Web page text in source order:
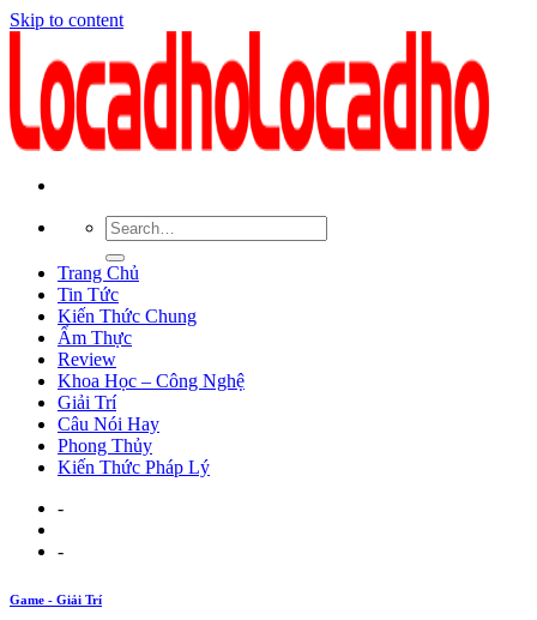
Skip to content
Trang Chủ
Tin Tức
Kiến Thức Chung
Ẩm Thực
Review
Khoa Học – Công Nghệ
Giải Trí
Câu Nói Hay
Phong Thủy
Kiến Thức Pháp Lý
-
-
Game - Giải Trí